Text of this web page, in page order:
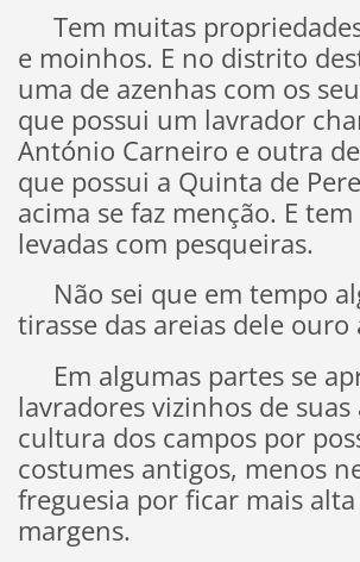
Tem muitas
e moinhos. E no distrito
uma de azenhas com os
que possui um lavrador
António Carneiro e outra
que possui a Quinta de
acima se faz menção. E
levadas com pesqueiras.
Não sei que em tempo
tirasse das areias dele ouro
Em algumas partes se
lavradores vizinhos de suas
cultura dos campos por
costumes antigos, menos
freguesia por ficar mais
margens.